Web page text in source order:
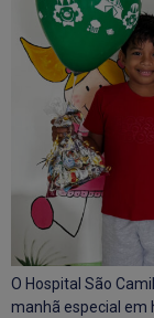
O Hospital São
manhã especial em